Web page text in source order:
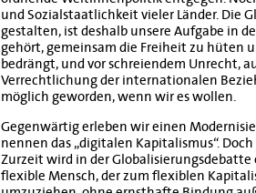
und Sozialstaatlichkeit vieler Länder. Die
gestalten, ist deshalb unsere Aufgabe in
gehört, gemeinsam die Freiheit zu hüten
bedrängt, und vor schreiendem Unrecht,
Verrechtlichung der internationalen
möglich geworden, wenn wir es wollen.
Gegenwärtig erleben wir einen
nennen das „digitalen Kapitalismus“.
Zurzeit wird in der Globalisierungsdebatte
flexible Mensch, der zum flexiblen